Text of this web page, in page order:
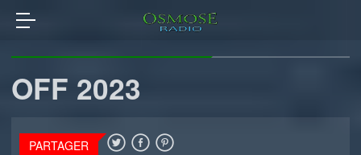
OFF 2023
PARTAGER